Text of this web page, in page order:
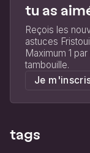
tu as
Reçois les
astuces
Maximum 1
tambouille.
Je
tags